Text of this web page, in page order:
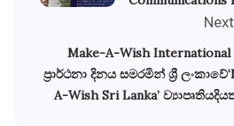
Make-A-Wish
ප්‍රාර්ථනා දිනය සමරමින් ශ්‍රී
A-Wish Sri Lanka’